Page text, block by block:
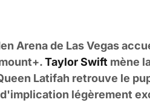
Arena de Las Vegas
Taylor Swift mène
Latifah retrouve le
légèrement